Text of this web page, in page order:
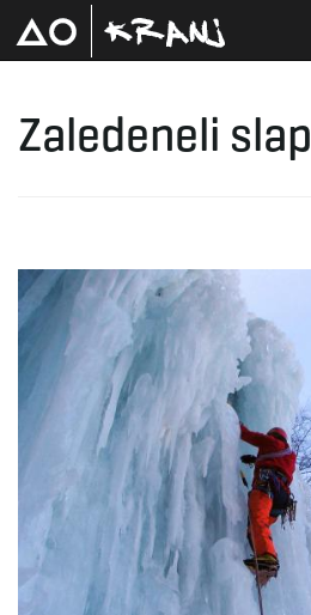
Zaledeneli slap